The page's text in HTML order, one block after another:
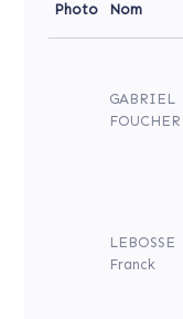
Photo Nom
GABRIEL
FOUCHER
LEBOSSE
Franck